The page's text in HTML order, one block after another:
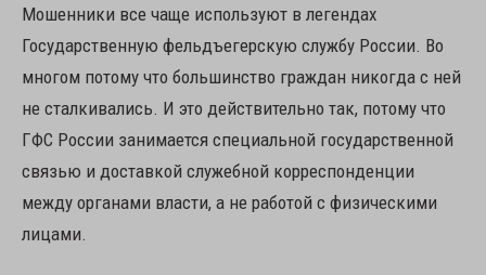
Мошенники все чаще используют в легендах
Государственную фельдъегерскую службу России. Во
многом потому что большинство граждан никогда с ней
не сталкивались. И это действительно так, потому что
ГФС России занимается специальной государственной
связью и доставкой служебной корреспонденции
между органами власти, а не работой с физическими
лицами.